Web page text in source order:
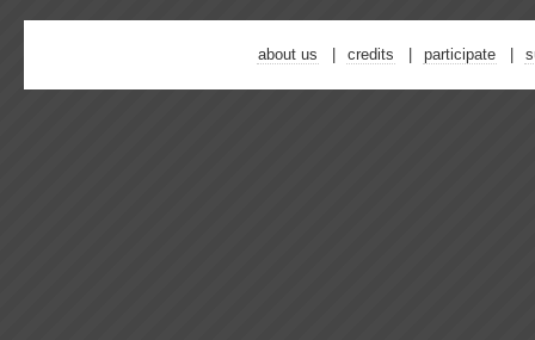
about us credits participate